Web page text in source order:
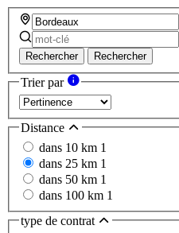
Rechercher Rechercher
Trier par
Distance
dans 10 km 1
dans 25 km 1
dans 50 km 1
dans 100 km 1
type de contrat